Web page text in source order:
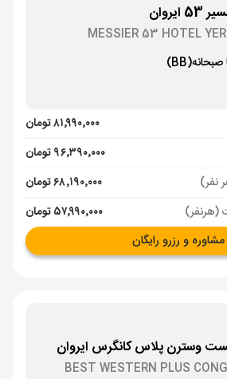
MESSIER 53 HOTEL
صبحانه(BB)
۸۱٬۹۹۰٬۰۰۰ تومان
۹۶٬۳۹۰٬۰۰۰ تومان
نفر)
۶۸٬۱۹۰٬۰۰۰ تومان
۵۷٬۹۹۰٬۰۰۰ تومان
مشاوره و رزرو رایگان
وسترن پلاس کانگرس ایروان
BEST WESTERN PLUS